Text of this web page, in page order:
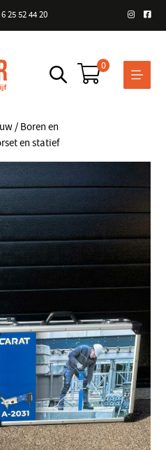
25 52 44 20
0
/ Boren en
en statief